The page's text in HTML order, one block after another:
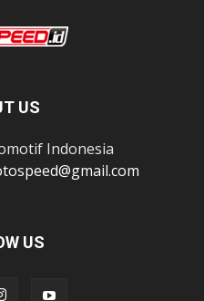
US
Indonesia
US